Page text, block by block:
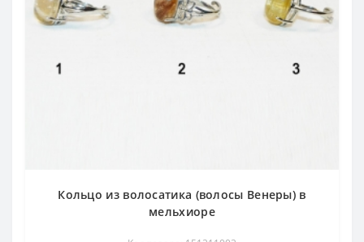
Кольцо из волосатика (волосы Венеры) в
мельхиоре